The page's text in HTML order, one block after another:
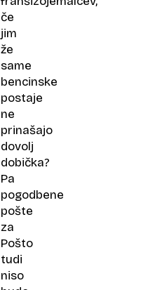
če
jim
že
same
bencinske
postaje
ne
prinašajo
dovolj
dobička?
Pa
pogodbene
pošte
za
Pošto
tudi
niso